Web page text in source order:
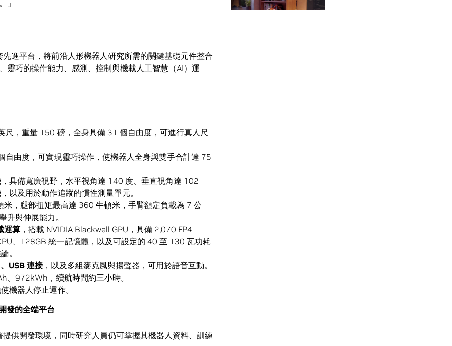
」
進平台，將前沿人形機器人研究所需的關鍵基礎元件整合
靈巧的操作能力、感測、控制與機載人工智慧（AI）運
尺，重量 150 磅，全身具備 31 個自由度，可進行真人尺
自由度，可實現靈巧操作，使機器人全身與雙手合計達 75
，具備寬廣視野，水平視角達 140 度、垂直視角達 102
以及用於動作追蹤的慣性測量單元。
米，腿部扭矩最高達 360 牛頓米，手臂額定負載為 7 公
升與伸展能力。
運算 ，搭載 NVIDIA Blackwell GPU，具備 2,070 FP4
、128GB 統一記憶體，以及可設定的 40 至 130 瓦功耗
。
、 USB 連接，以及多組麥克風與揚聲器，可用於語音互動。
、972kWh，續航時間約三小時。
機器人停止運作。
發的全端平台
供開發環境，同時研究人員仍可掌握其機器人資料、訓練